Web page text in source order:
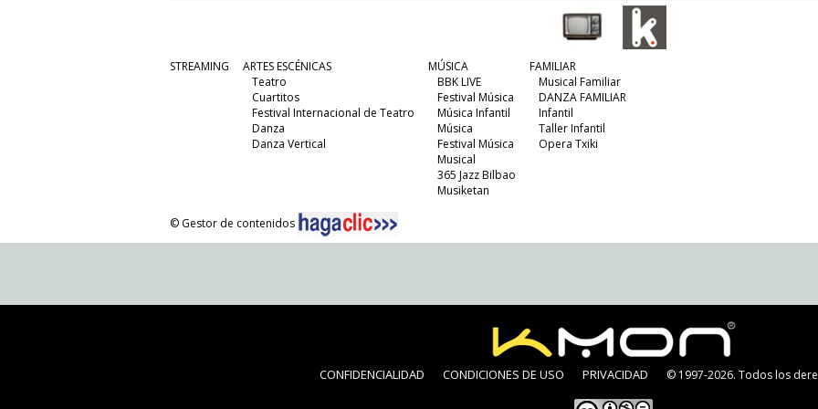
STREAMING
ARTES ESCÉNICAS
Teatro
Cuartitos
Festival Internacional de Teatro
Danza
Danza Vertical
MÚSICA
BBK LIVE
Festival Música
Música Infantil
Música
Festival Música
Musical
365 Jazz Bilbao
Musiketan
FAMILIAR
Musical Familiar
DANZA FAMILIAR
Infantil
Taller Infantil
Opera Txiki
© Gestor de contenidos
CONFIDENCIALIDAD CONDICIONES DE USO PRIVACIDAD © 1997-2026. Todos los